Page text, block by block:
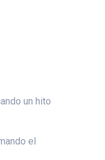
un hito
el